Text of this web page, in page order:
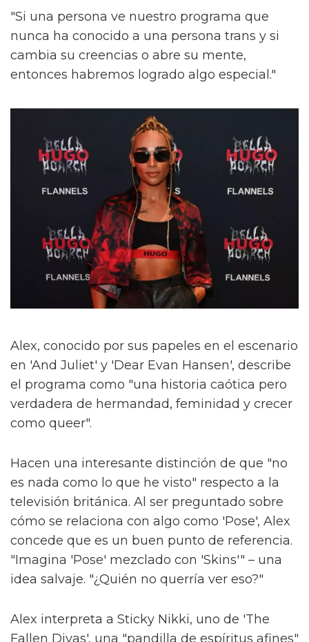
"Si una persona ve nuestro programa que
nunca ha conocido a una persona trans y si
cambia su creencias o abre su mente,
entonces habremos logrado algo especial."
Alex, conocido por sus papeles en el escenario
en 'And Juliet' y 'Dear Evan Hansen', describe
el programa como "una historia caótica pero
verdadera de hermandad, feminidad y crecer
como queer".
Hacen una interesante distinción de que "no
es nada como lo que he visto" respecto a la
televisión británica. Al ser preguntado sobre
cómo se relaciona con algo como 'Pose', Alex
concede que es un buen punto de referencia.
"Imagina 'Pose' mezclado con 'Skins'" – una
idea salvaje. "¿Quién no querría ver eso?"
Alex interpreta a Sticky Nikki, uno de 'The
Fallen Divas', una "pandilla de espíritus afines"